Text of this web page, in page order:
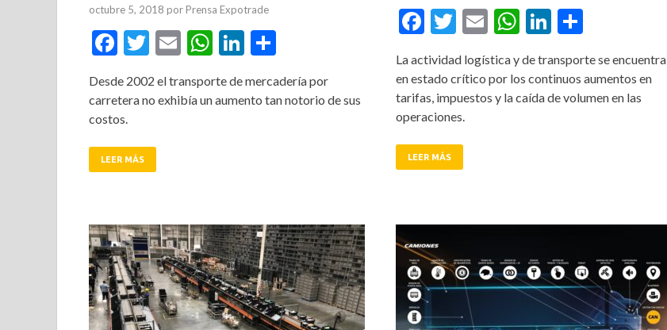
octubre 5, 2018 por Prensa Expotrade
Facebook
Twitter
EmailWhatsApp
LinkedIn
Desde 2002 el transporte de mercadería por
carretera no exhibía un aumento tan notorio de sus
costos.
LEER MÁS
Facebook
Twitter
EmailWhatsApp
LinkedIn
La actividad logística y de transporte se encuentra
en estado crítico por los continuos aumentos en
tarifas, impuestos y la caída de volumen en las
operaciones.
LEER MÁS